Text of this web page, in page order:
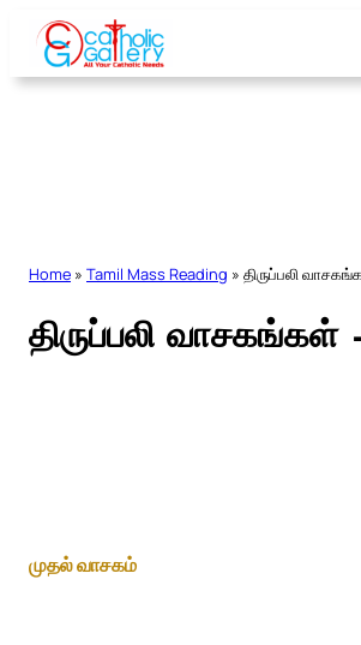
Skip
content
Home » Tamil Mass Reading » திருப்பலி
திருப்பலி
முதல் வாசகம்